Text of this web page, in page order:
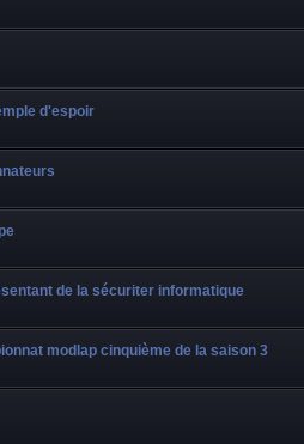
d'espoir
de la sécuriter informatique
modlap cinquième de la saison 3